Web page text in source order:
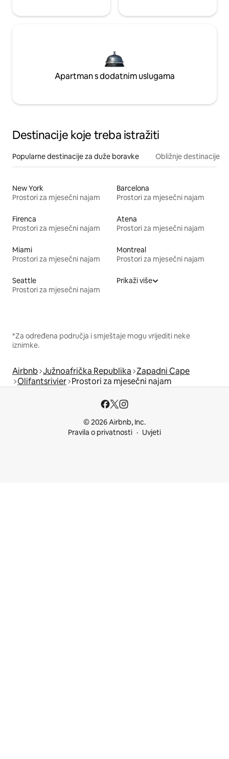
Apartman s dodatnim uslugama
Destinacije koje treba istražiti
Popularne destinacije za duže boravke Obližnje destinacije
New York
Prostori za mjesečni najam
Barcelona
Prostori za mjesečni najam
Firenca
Prostori za mjesečni najam
Atena
Prostori za mjesečni najam
Miami
Prostori za mjesečni najam
Montreal
Prostori za mjesečni najam
Seattle
Prostori za mjesečni najam
Prikaži više
*Za određena područja i smještaje mogu vrijediti neke
iznimke.
Airbnb Južnoafrička Republika Zapadni Cape
Olifantsrivier Prostori za mjesečni najam
© 2026 Airbnb, Inc.
Pravila o privatnosti
Uvjeti